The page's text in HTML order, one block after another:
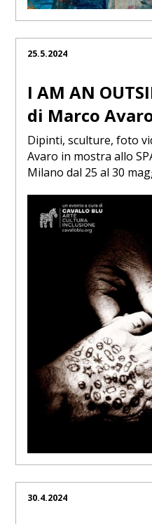
25.5.2024
I AM AN
di Marco
Dipinti, sculture, foto
Avaro in mostra allo
Milano dal 25 al 30
30.4.2024